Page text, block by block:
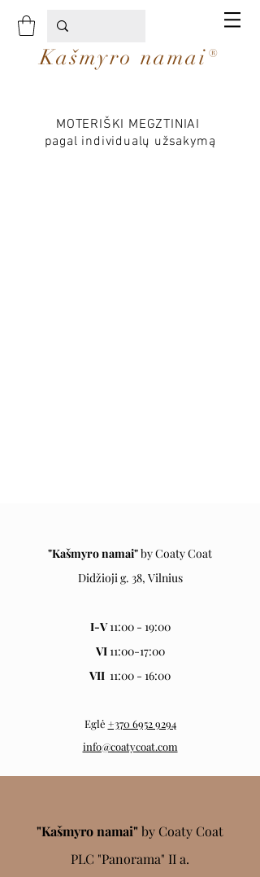
Kašmyro namai®
MOTERIŠKI MEGZTINIAI
pagal individualų užsakymą
"Kašmyro namai"by Coaty Coat
Didžioji g. 38, Vilnius
I-V11:00 - 19:00
VI11:00-17:00
VII 11:00 - 16:00
Eglė +370 6952 9294
info@coatycoat.com
"Kašmyro namai"by Coaty Coat
PLC "Panorama" II a.